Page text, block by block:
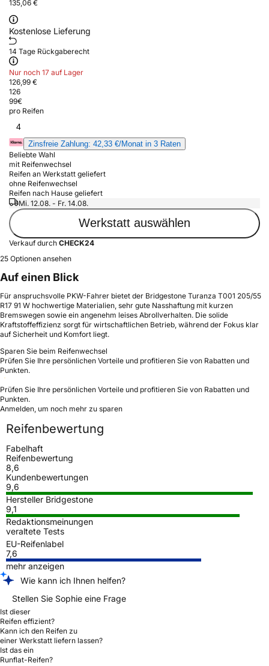
135,06 €
Kostenlose Lieferung
14 Tage Rückgaberecht
Nur noch 17 auf Lager
126,99 €
126
99€
pro Reifen
4
Zinsfreie Zahlung: 42,33 €/Monat in 3 Raten
Beliebte Wahl
mit Reifenwechsel
Reifen an Werkstatt geliefert
ohne Reifenwechsel
Reifen nach Hause geliefert
Mi. 12.08. - Fr. 14.08.
Werkstatt auswählen
Verkauf durch CHECK24
25 Optionen ansehen
Auf einen Blick
Für anspruchsvolle PKW-Fahrer bietet der Bridgestone Turanza T001 205/55
R17 91 W hochwertige Materialien, sehr gute Nasshaftung mit kurzen
Bremswegen sowie ein angenehm leises Abrollverhalten. Die solide
Kraftstoffeffizienz sorgt für wirtschaftlichen Betrieb, während der Fokus klar
auf Sicherheit und Komfort liegt.
Sparen Sie beim Reifenwechsel
Prüfen Sie Ihre persönlichen Vorteile und profitieren Sie von Rabatten und
Punkten.
Prüfen Sie Ihre persönlichen Vorteile und profitieren Sie von Rabatten und
Punkten.
Anmelden, um noch mehr zu sparen
Reifenbewertung
Fabelhaft
Reifenbewertung
8,6
Kundenbewertungen
9,6
Hersteller Bridgestone
9,1
Redaktionsmeinungen
veraltete Tests
EU-Reifenlabel
7,6
mehr anzeigen
Wie kann ich Ihnen helfen?
Stellen Sie Sophie eine Frage
Ist dieser
Reifen effizient?
Kann ich den Reifen zu
einer Werkstatt liefern lassen?
Ist das ein
Runflat-Reifen?